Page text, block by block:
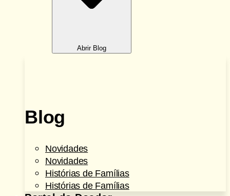
Abrir Blog
Blog
Novidades
Novidades
Histórias de Famílias
Histórias de Famílias